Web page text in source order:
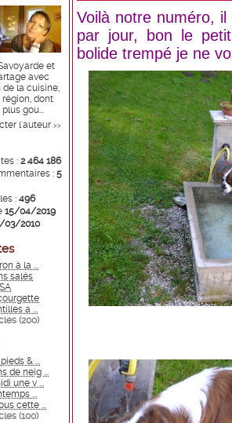
et
avec
de la cuisine,
dont
gou...
l'auteur >>
: 2 464 186
: 5
: 496
15/04/2019
03/2010
à la ...
salés
a ...
(200)
& ...
de neig ...
une v ...
...
cette ...
(100)
Voilà notre numéro,
par jour, bon le
bolide trempé je ne